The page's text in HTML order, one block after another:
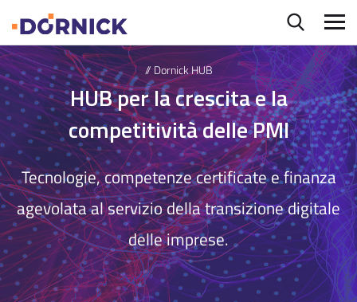
// Dornick HUB
HUB per la crescita e la
competitività delle PMI
Tecnologie, competenze certificate e finanza
agevolata al servizio della transizione digitale
delle imprese.